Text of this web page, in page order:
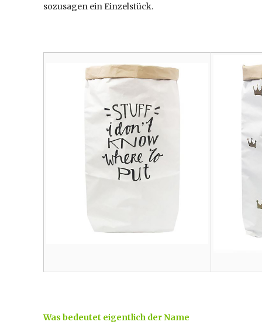
sozusagen ein Einzelstück.
Was bedeutet eigentlich der Name